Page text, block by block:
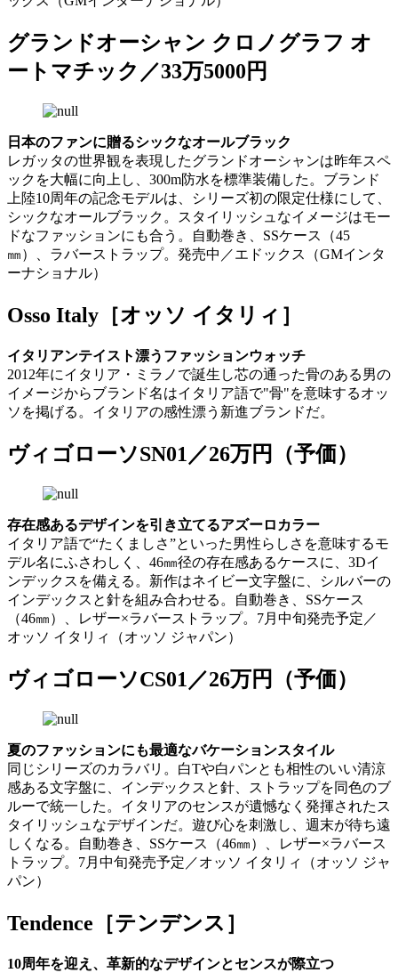
グランドオーシャン クロノグラフ オ
ートマチック／33万5000円
日本のファンに贈るシックなオールブラック
レガッタの世界観を表現したグランドオーシャンは昨年スペ
ックを大幅に向上し、300m防水を標準装備した。ブランド
上陸10周年の記念モデルは、シリーズ初の限定仕様にして、
シックなオールブラック。スタイリッシュなイメージはモー
ドなファッションにも合う。自動巻き、SSケース（45
㎜）、ラバーストラップ。発売中／エドックス（GMインタ
ーナショナル）
Osso Italy［オッソ イタリィ］
イタリアンテイスト漂うファッションウォッチ
2012年にイタリア・ミラノで誕生し芯の通った骨のある男の
イメージからブランド名はイタリア語で"骨"を意味するオッ
ソを掲げる。イタリアの感性漂う新進ブランドだ。
ヴィゴローソSN01／26万円（予価）
存在感あるデザインを引き立てるアズーロカラー
イタリア語で“たくましさ”といった男性らしさを意味するモ
デル名にふさわしく、46㎜径の存在感あるケースに、3Dイ
ンデックスを備える。新作はネイビー文字盤に、シルバーの
インデックスと針を組み合わせる。自動巻き、SSケース
（46㎜）、レザー×ラバーストラップ。7月中旬発売予定／
オッソ イタリィ（オッソ ジャパン）
ヴィゴローソCS01／26万円（予価）
夏のファッションにも最適なバケーションスタイル
同じシリーズのカラバリ。白Tや白パンとも相性のいい清涼
感ある文字盤に、インデックスと針、ストラップを同色のブ
ルーで統一した。イタリアのセンスが遺憾なく発揮されたス
タイリッシュなデザインだ。遊び心を刺激し、週末が待ち遠
しくなる。自動巻き、SSケース（46㎜）、レザー×ラバース
トラップ。7月中旬発売予定／オッソ イタリィ（オッソ ジャ
パン）
Tendence［テンデンス］
10周年を迎え、革新的なデザインとセンスが際立つ